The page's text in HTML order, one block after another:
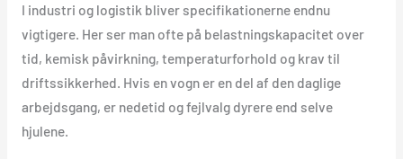
I industri og logistik bliver specifikationerne endnu
vigtigere. Her ser man ofte på belastningskapacitet over
tid, kemisk påvirkning, temperaturforhold og krav til
driftssikkerhed. Hvis en vogn er en del af den daglige
arbejdsgang, er nedetid og fejlvalg dyrere end selve
hjulene.